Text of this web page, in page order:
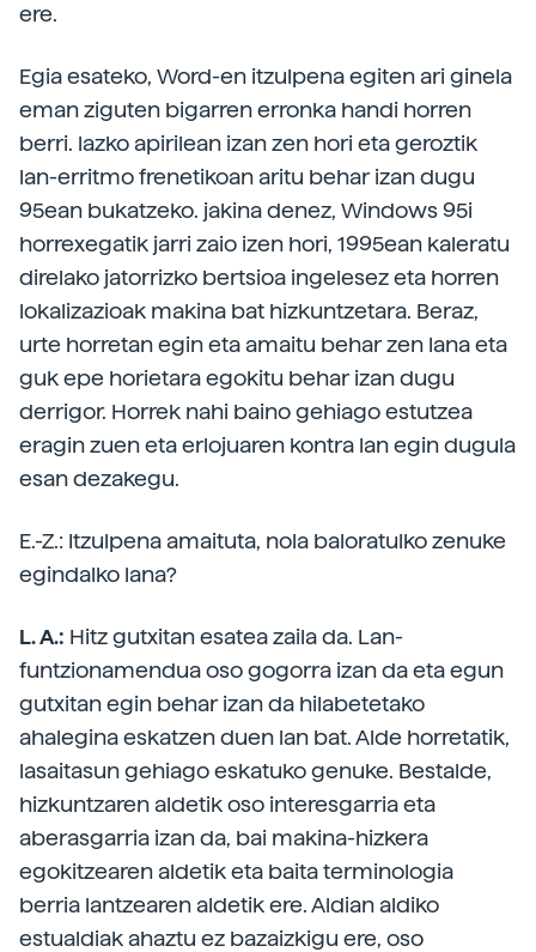
ere.
Egia esateko, Word-en itzulpena egiten ari ginela
eman ziguten bigarren erronka handi horren
berri. lazko apirilean izan zen hori eta geroztik
lan-erritmo frenetikoan aritu behar izan dugu
95ean bukatzeko. jakina denez, Windows 95i
horrexegatik jarri zaio izen hori, 1995ean kaleratu
direlako jatorrizko bertsioa ingelesez eta horren
lokalizazioak makina bat hizkuntzetara. Beraz,
urte horretan egin eta amaitu behar zen lana eta
guk epe horietara egokitu behar izan dugu
derrigor. Horrek nahi baino gehiago estutzea
eragin zuen eta erlojuaren kontra lan egin dugula
esan dezakegu.
E.-Z.: Itzulpena amaituta, nola baloratulko zenuke
egindalko lana?
L. A.: Hitz gutxitan esatea zaila da. Lan-
funtzionamendua oso gogorra izan da eta egun
gutxitan egin behar izan da hilabetetako
ahalegina eskatzen duen lan bat. Alde horretatik,
lasaitasun gehiago eskatuko genuke. Bestalde,
hizkuntzaren aldetik oso interesgarria eta
aberasgarria izan da, bai makina-hizkera
egokitzearen aldetik eta baita terminologia
berria lantzearen aldetik ere. Aldian aldiko
estualdiak ahaztu ez bazaizkigu ere, oso